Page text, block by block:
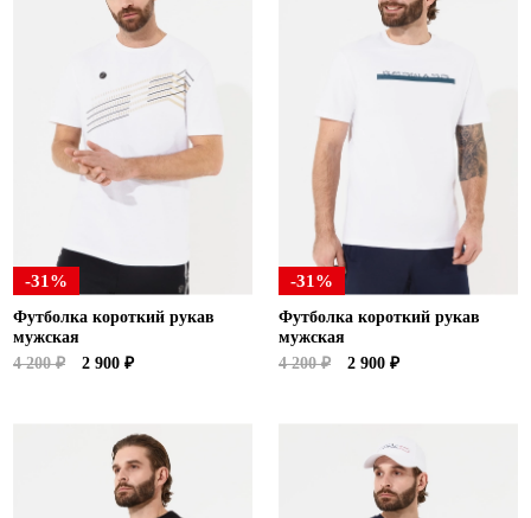
-31%
Футболка короткий рукав
мужская
4 200 ₽
2 900 ₽
-31%
Футболка короткий рукав
мужская
4 200 ₽
2 900 ₽